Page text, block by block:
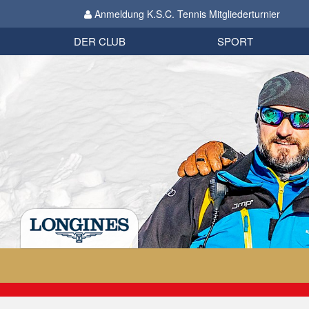
Anmeldung K.S.C. Tennis Mitgliederturnier
DER CLUB
Organisation
SPORT
Biathlon
Datenschutzverordnung 2018
Impressum